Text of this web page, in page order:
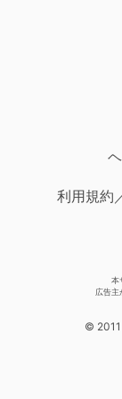
利用規約
本
広告主
© 2011